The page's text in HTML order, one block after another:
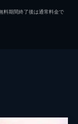
ラーニ
料期間終了後は通常料金で